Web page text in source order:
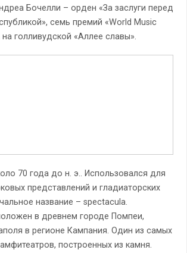
Бочелли – орден «За заслуги перед
семь премий «World Music
голливудской «Аллее славы».
70 года до н. э.. Использовался для
представлений и гладиаторских
название – spectacula.
в древнем городе Помпеи,
в регионе Кампания. Один из самых
построенных из камня.